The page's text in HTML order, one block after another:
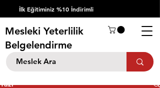
İlk Eğitiminiz %10 İndirimli
Mesleki Yeterlilik
Belgelendirme
Yazı